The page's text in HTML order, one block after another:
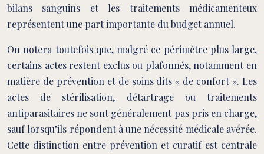
bilans sanguins et les traitements médicamenteux
représentent une part importante du budget annuel.
On notera toutefois que, malgré ce périmètre plus large,
certains actes restent exclus ou plafonnés, notamment en
matière de prévention et de soins dits « de confort ». Les
actes de stérilisation, détartrage ou traitements
antiparasitaires ne sont généralement pas pris en charge,
sauf lorsqu’ils répondent à une nécessité médicale avérée.
Cette distinction entre prévention et curatif est centrale